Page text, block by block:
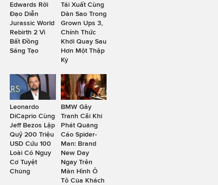
Edwards Rời
Đạo Diễn
Jurassic World
Rebirth 2 Vì
Bất Đồng
Sáng Tạo
Tái Xuất Cùng
Dàn Sao Trong
Grown Ups 3,
Chính Thức
Khởi Quay Sau
Hơn Một Thập
Kỷ
Leonardo
DiCaprio Cùng
Jeff Bezos Lập
Quỹ 200 Triệu
USD Cứu 100
Loài Có Nguy
Cơ Tuyệt
Chủng
BMW Gây
Tranh Cãi Khi
Phát Quảng
Cáo Spider-
Man: Brand
New Day
Ngay Trên
Màn Hình Ô
Tô Của Khách